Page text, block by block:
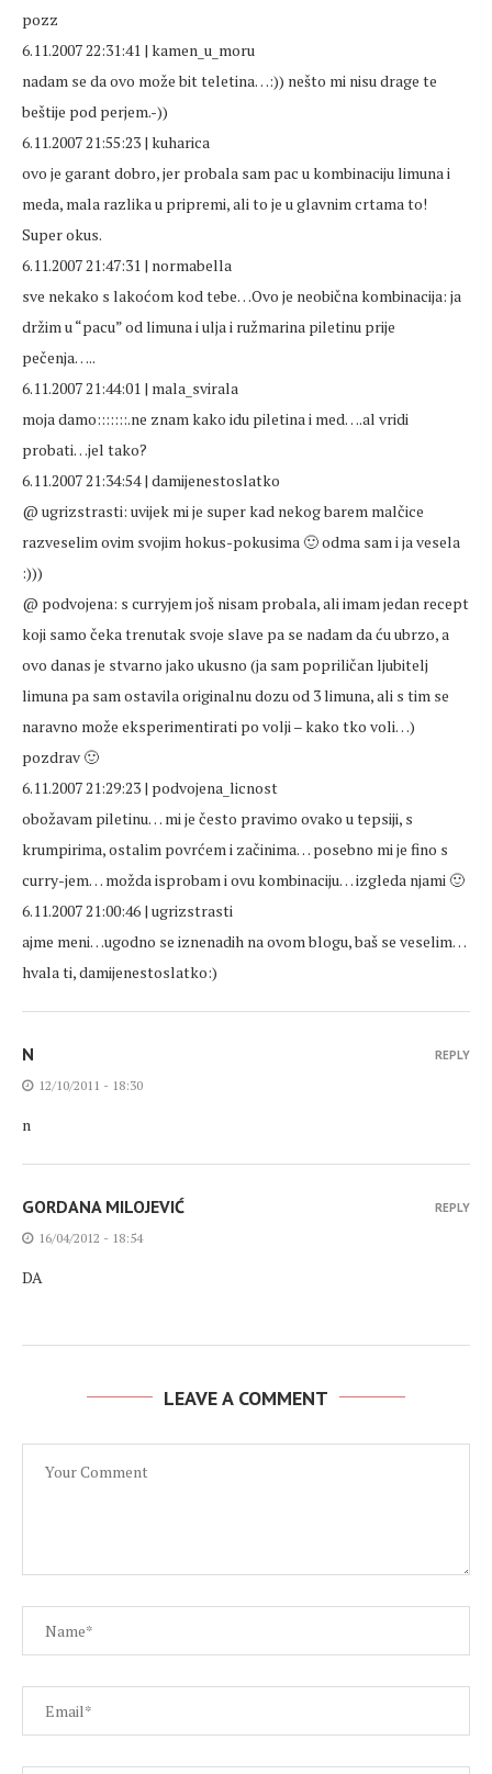
pozz
6.11.2007 22:31:41 | kamen_u_moru
nadam se da ovo može bit teletina…:)) nešto mi nisu drage te
beštije pod perjem.-))
6.11.2007 21:55:23 | kuharica
ovo je garant dobro, jer probala sam pac u kombinaciju limuna i
meda, mala razlika u pripremi, ali to je u glavnim crtama to!
Super okus.
6.11.2007 21:47:31 | normabella
sve nekako s lakoćom kod tebe…Ovo je neobična kombinacija: ja
držim u “pacu” od limuna i ulja i ružmarina piletinu prije
pečenja…..
6.11.2007 21:44:01 | mala_svirala
moja damo:::::::.ne znam kako idu piletina i med….al vridi
probati…jel tako?
6.11.2007 21:34:54 | damijenestoslatko
@ ugrizstrasti: uvijek mi je super kad nekog barem malčice
razveselim ovim svojim hokus-pokusima 🙂 odma sam i ja vesela
:)))
@ podvojena: s curryjem još nisam probala, ali imam jedan recept
koji samo čeka trenutak svoje slave pa se nadam da ću ubrzo, a
ovo danas je stvarno jako ukusno (ja sam popriličan ljubitelj
limuna pa sam ostavila originalnu dozu od 3 limuna, ali s tim se
naravno može eksperimentirati po volji – kako tko voli…)
pozdrav 🙂
6.11.2007 21:29:23 | podvojena_licnost
obožavam piletinu… mi je često pravimo ovako u tepsiji, s
krumpirima, ostalim povrćem i začinima… posebno mi je fino s
curry-jem… možda isprobam i ovu kombinaciju… izgleda njami 🙂
6.11.2007 21:00:46 | ugrizstrasti
ajme meni…ugodno se iznenadih na ovom blogu, baš se veselim…
hvala ti, damijenestoslatko:)
N
12/10/2011 - 18:30
n
REPLY
GORDANA MILOJEVIĆ
16/04/2012 - 18:54
DA
REPLY
LEAVE A COMMENT